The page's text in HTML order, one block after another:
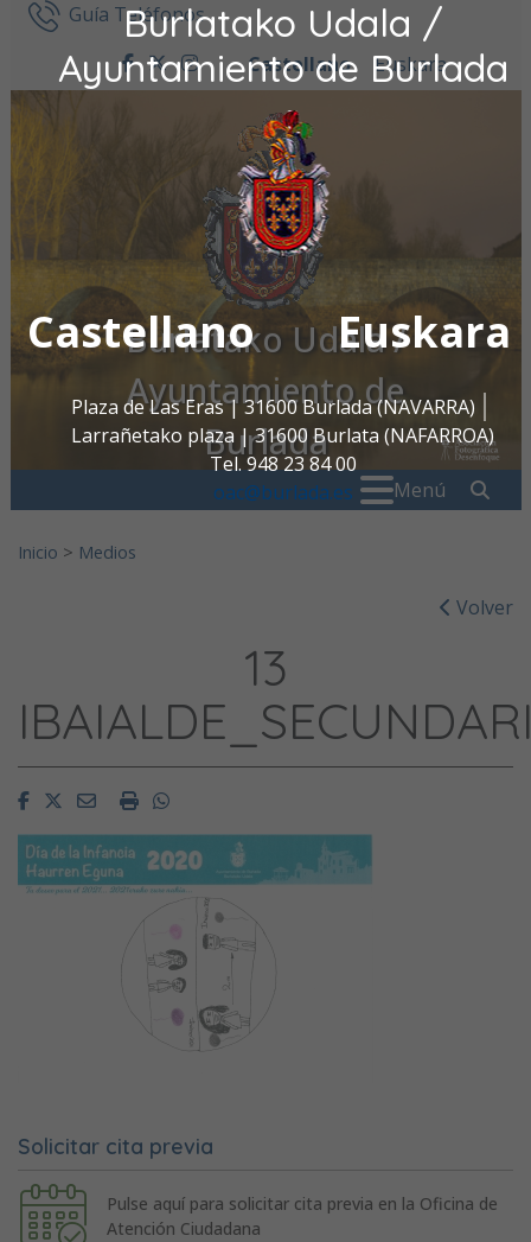
Burlatako Udala /
Ayuntamiento de Burlada
Castellano Euskara
Plaza de Las Eras | 31600 Burlada (NAVARRA)
Larrañetako plaza | 31600 Burlata (NAFARROA)
Tel. 948 23 84 00
oac@burlada.es
Ir al contenidoGuía Teléfonos
facebook
twitter
instagram
Castellano Euskara
Burlatako Udala /
Ayuntamiento de
Burlada
Menú
Inicio > Medios
Volver
13
FacebookTwitterEmailImprimirWhatsapp
Solicitar cita previa
Pulse aquí para solicitar cita previa en la Oficina de
Atención Ciudadana